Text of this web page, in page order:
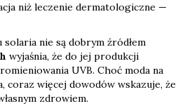
niż leczenie dermatologiczne —
nie są dobrym źródłem
wyjaśnia, że do jej produkcji
UVB. Choć moda na
coraz więcej dowodów wskazuje, że
zdrowiem.